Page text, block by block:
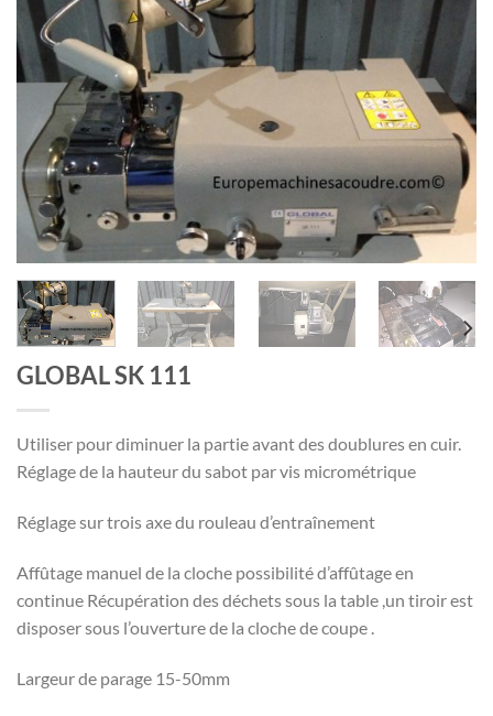
GLOBAL SK 111
Utiliser pour diminuer la partie avant des doublures en cuir.
Réglage de la hauteur du sabot par vis micrométrique
Réglage sur trois axe du rouleau d’entraînement
Affûtage manuel de la cloche possibilité d’affûtage en
continue Récupération des déchets sous la table ,un tiroir est
disposer sous l’ouverture de la cloche de coupe .
Largeur de parage 15-50mm